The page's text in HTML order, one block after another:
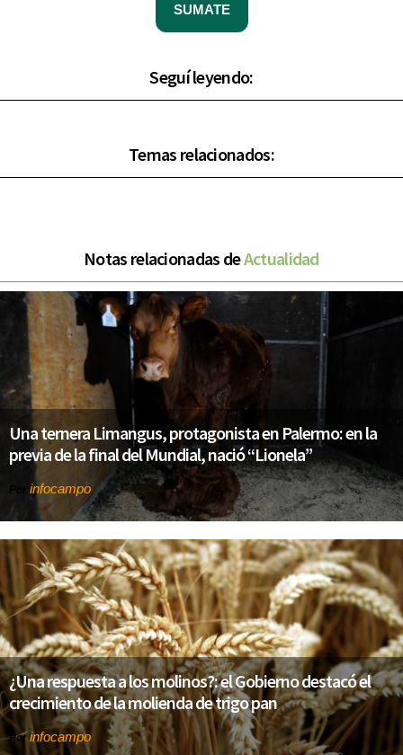
SUMATE
Seguí leyendo:
Temas relacionados:
Notas relacionadas deActualidad
Una ternera Limangus, protagonista en Palermo: en la
previa de la final del Mundial, nació “Lionela”
Por infocampo
¿Una respuesta a los molinos?: el Gobierno destacó el
crecimiento de la molienda de trigo pan
Por infocampo